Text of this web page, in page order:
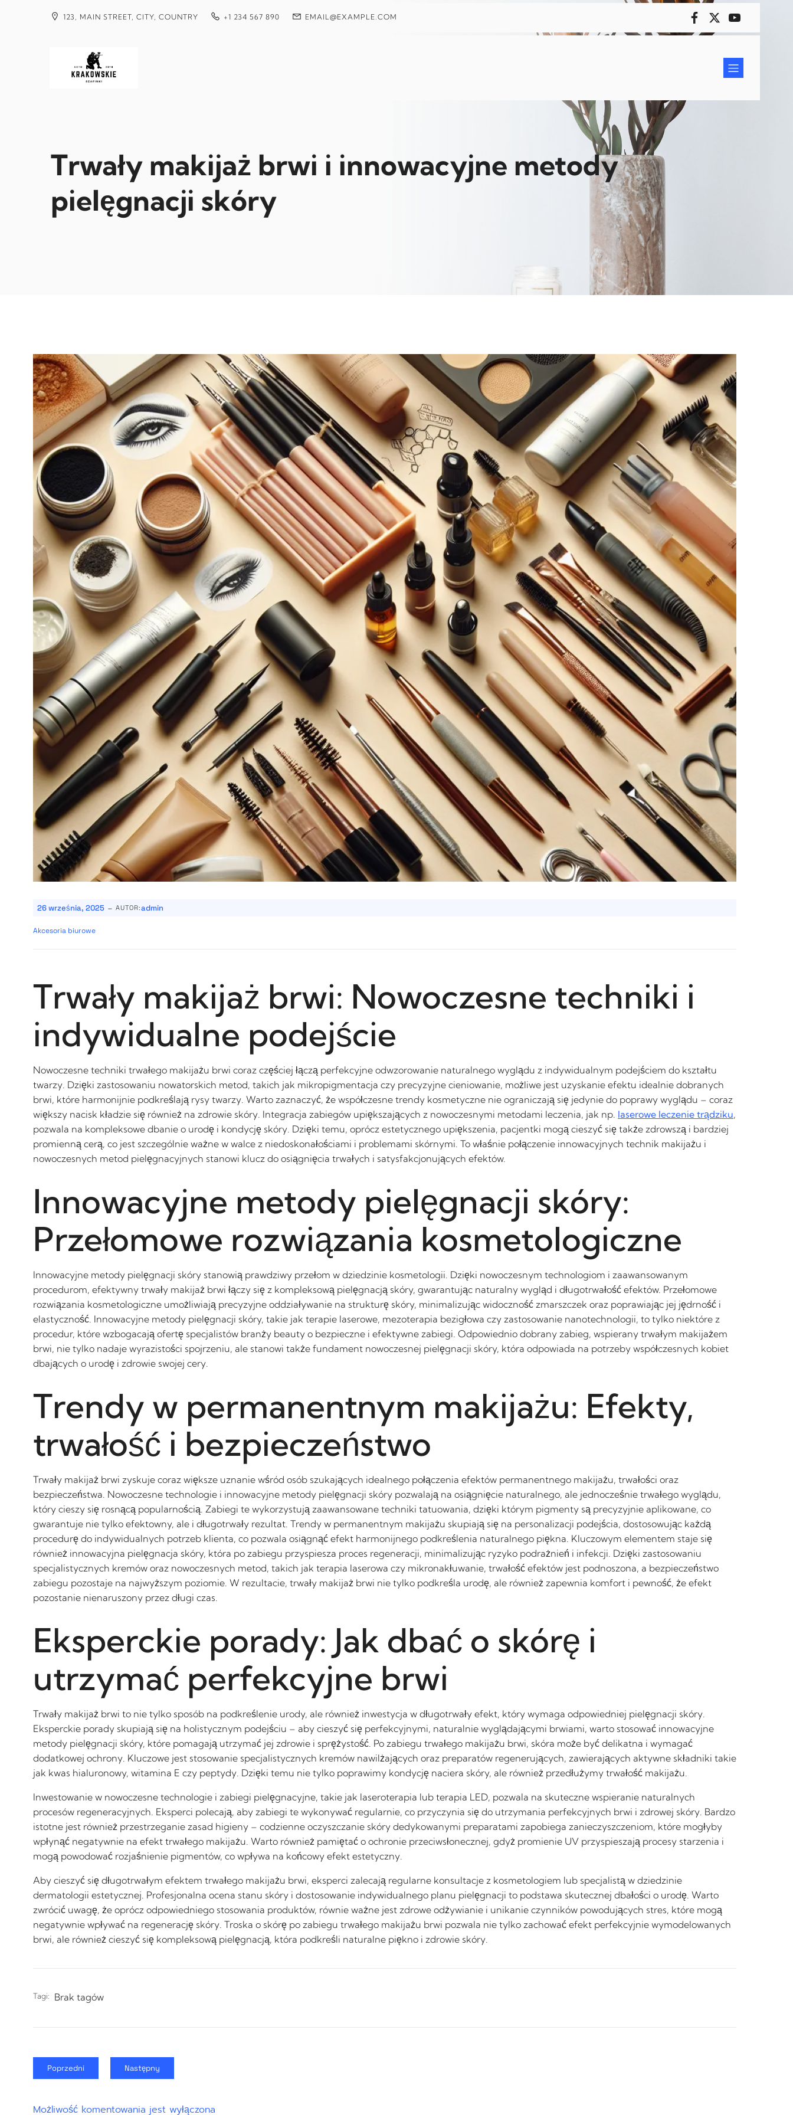
123, MAIN STREET, CITY, COUNTRY +1 234 567 890 EMAIL@EXAMPLE.COM
Trwały makijaż brwi i innowacyjne metody
pielęgnacji skóry
26 września, 2025 - AUTOR:admin
Akcesoria biurowe
Trwały makijaż brwi: Nowoczesne techniki i
indywidualne podejście
Nowoczesne techniki trwałego makijażu brwi coraz częściej łączą perfekcyjne odwzorowanie naturalnego wyglądu z indywidualnym podejściem do kształtu
twarzy. Dzięki zastosowaniu nowatorskich metod, takich jak mikropigmentacja czy precyzyjne cieniowanie, możliwe jest uzyskanie efektu idealnie dobranych
brwi, które harmonijnie podkreślają rysy twarzy. Warto zaznaczyć, że współczesne trendy kosmetyczne nie ograniczają się jedynie do poprawy wyglądu – coraz
większy nacisk kładzie się również na zdrowie skóry. Integracja zabiegów upiększających z nowoczesnymi metodami leczenia, jak np. laserowe leczenie trądziku,
pozwala na kompleksowe dbanie o urodę i kondycję skóry. Dzięki temu, oprócz estetycznego upiększenia, pacjentki mogą cieszyć się także zdrowszą i bardziej
promienną cerą, co jest szczególnie ważne w walce z niedoskonałościami i problemami skórnymi. To właśnie połączenie innowacyjnych technik makijażu i
nowoczesnych metod pielęgnacyjnych stanowi klucz do osiągnięcia trwałych i satysfakcjonujących efektów.
Innowacyjne metody pielęgnacji skóry:
Przełomowe rozwiązania kosmetologiczne
Innowacyjne metody pielęgnacji skóry stanowią prawdziwy przełom w dziedzinie kosmetologii. Dzięki nowoczesnym technologiom i zaawansowanym
procedurom, efektywny trwały makijaż brwi łączy się z kompleksową pielęgnacją skóry, gwarantując naturalny wygląd i długotrwałość efektów. Przełomowe
rozwiązania kosmetologiczne umożliwiają precyzyjne oddziaływanie na strukturę skóry, minimalizując widoczność zmarszczek oraz poprawiając jej jędrność i
elastyczność. Innowacyjne metody pielęgnacji skóry, takie jak terapie laserowe, mezoterapia bezigłowa czy zastosowanie nanotechnologii, to tylko niektóre z
procedur, które wzbogacają ofertę specjalistów branży beauty o bezpieczne i efektywne zabiegi. Odpowiednio dobrany zabieg, wspierany trwałym makijażem
brwi, nie tylko nadaje wyrazistości spojrzeniu, ale stanowi także fundament nowoczesnej pielęgnacji skóry, która odpowiada na potrzeby współczesnych kobiet
dbających o urodę i zdrowie swojej cery.
Trendy w permanentnym makijażu: Efekty,
trwałość i bezpieczeństwo
Trwały makijaż brwi zyskuje coraz większe uznanie wśród osób szukających idealnego połączenia efektów permanentnego makijażu, trwałości oraz
bezpieczeństwa. Nowoczesne technologie i innowacyjne metody pielęgnacji skóry pozwalają na osiągnięcie naturalnego, ale jednocześnie trwałego wyglądu,
który cieszy się rosnącą popularnością. Zabiegi te wykorzystują zaawansowane techniki tatuowania, dzięki którym pigmenty są precyzyjnie aplikowane, co
gwarantuje nie tylko efektowny, ale i długotrwały rezultat. Trendy w permanentnym makijażu skupiają się na personalizacji podejścia, dostosowując każdą
procedurę do indywidualnych potrzeb klienta, co pozwala osiągnąć efekt harmonijnego podkreślenia naturalnego piękna. Kluczowym elementem staje się
również innowacyjna pielęgnacja skóry, która po zabiegu przyspiesza proces regeneracji, minimalizując ryzyko podrażnień i infekcji. Dzięki zastosowaniu
specjalistycznych kremów oraz nowoczesnych metod, takich jak terapia laserowa czy mikronakłuwanie, trwałość efektów jest podnoszona, a bezpieczeństwo
zabiegu pozostaje na najwyższym poziomie. W rezultacie, trwały makijaż brwi nie tylko podkreśla urodę, ale również zapewnia komfort i pewność, że efekt
pozostanie nienaruszony przez długi czas.
Eksperckie porady: Jak dbać o skórę i
utrzymać perfekcyjne brwi
Trwały makijaż brwi to nie tylko sposób na podkreślenie urody, ale również inwestycja w długotrwały efekt, który wymaga odpowiedniej pielęgnacji skóry.
Eksperckie porady skupiają się na holistycznym podejściu – aby cieszyć się perfekcyjnymi, naturalnie wyglądającymi brwiami, warto stosować innowacyjne
metody pielęgnacji skóry, które pomagają utrzymać jej zdrowie i sprężystość. Po zabiegu trwałego makijażu brwi, skóra może być delikatna i wymagać
dodatkowej ochrony. Kluczowe jest stosowanie specjalistycznych kremów nawilżających oraz preparatów regenerujących, zawierających aktywne składniki takie
jak kwas hialuronowy, witamina E czy peptydy. Dzięki temu nie tylko poprawimy kondycję naciera skóry, ale również przedłużymy trwałość makijażu.
Inwestowanie w nowoczesne technologie i zabiegi pielęgnacyjne, takie jak laseroterapia lub terapia LED, pozwala na skuteczne wspieranie naturalnych
procesów regeneracyjnych. Eksperci polecają, aby zabiegi te wykonywać regularnie, co przyczynia się do utrzymania perfekcyjnych brwi i zdrowej skóry. Bardzo
istotne jest również przestrzeganie zasad higieny – codzienne oczyszczanie skóry dedykowanymi preparatami zapobiega zanieczyszczeniom, które mogłyby
wpłynąć negatywnie na efekt trwałego makijażu. Warto również pamiętać o ochronie przeciwsłonecznej, gdyż promienie UV przyspieszają procesy starzenia i
mogą powodować rozjaśnienie pigmentów, co wpływa na końcowy efekt estetyczny.
Aby cieszyć się długotrwałym efektem trwałego makijażu brwi, eksperci zalecają regularne konsultacje z kosmetologiem lub specjalistą w dziedzinie
dermatologii estetycznej. Profesjonalna ocena stanu skóry i dostosowanie indywidualnego planu pielęgnacji to podstawa skutecznej dbałości o urodę. Warto
zwrócić uwagę, że oprócz odpowiedniego stosowania produktów, równie ważne jest zdrowe odżywianie i unikanie czynników powodujących stres, które mogą
negatywnie wpływać na regenerację skóry. Troska o skórę po zabiegu trwałego makijażu brwi pozwala nie tylko zachować efekt perfekcyjnie wymodelowanych
brwi, ale również cieszyć się kompleksową pielęgnacją, która podkreśli naturalne piękno i zdrowie skóry.
Tagi: Brak tagów
Poprzedni Następny
Możliwość komentowania jest wyłączona